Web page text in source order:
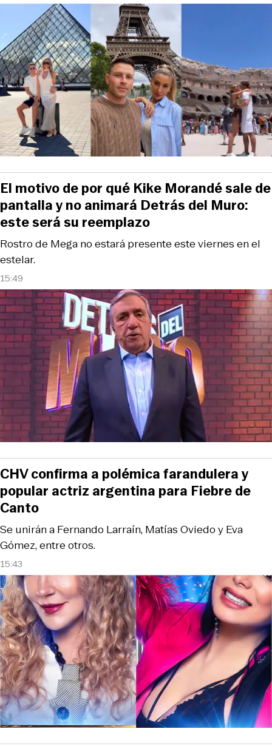
15:49
Rostro de Mega no estará presente este viernes en el
estelar.
El motivo de por qué Kike Morandé sale de
pantalla y no animará Detrás del Muro:
este será su reemplazo
15:43
Se unirán a Fernando Larraín, Matías Oviedo y Eva
Gómez, entre otros.
CHV confirma a polémica farandulera y
popular actriz argentina para Fiebre de
Canto